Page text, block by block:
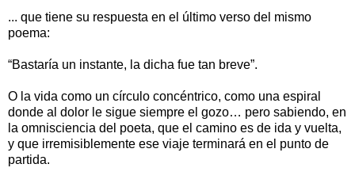
... que tiene su respuesta en el último verso del mismo
poema:
“Bastaría un instante, la dicha fue tan breve”.
O la vida como un círculo concéntrico, como una espiral
donde al dolor le sigue siempre el gozo… pero sabiendo, en
la omnisciencia del poeta, que el camino es de ida y vuelta,
y que irremisiblemente ese viaje terminará en el punto de
partida.